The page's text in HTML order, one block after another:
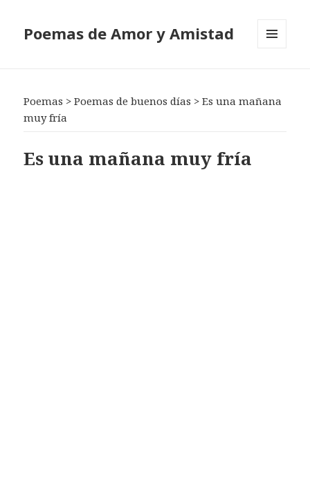
Poemas de Amor y Amistad
Poemas >Poemas de buenos días >Es una mañana
muy fría
Es una mañana muy fría